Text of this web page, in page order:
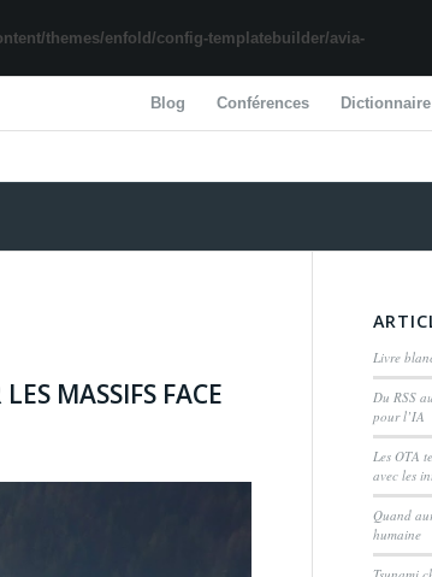
themes/enfold/config-templatebuilder/avia-
Blog Conférences
MASSIFS FACE
Livre
Du RSS
pour l’IA
Les OTA
avec les
Quand
humaine